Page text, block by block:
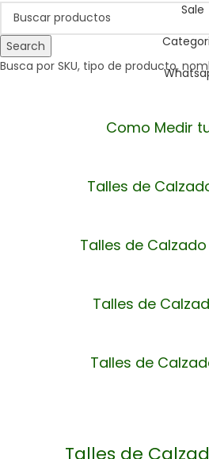
Search
Busca por SKU, tipo de producto,
Sale
Como Medir
Talles de
Talles de
Talles de
Talles de
Talles de